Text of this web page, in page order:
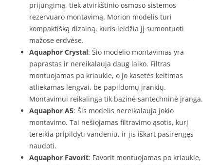
prijungimą, tiek atvirkštinio osmoso sistemos
rezervuaro montavimą. Morion modelis turi
kompaktišką dizainą, kuris leidžia jį sumontuoti
mažose erdvėse.
Aquaphor Crystal: Šio modelio montavimas yra
paprastas ir nereikalauja daug laiko. Filtras
montuojamas po kriaukle, o jo kasetės keitimas
atliekamas lengvai, be papildomų įrankių.
Montavimui reikalinga tik bazinė santechninė įranga.
Aquaphor A5: Šis modelis nereikalauja jokio
montavimo. Tai nešiojamas filtravimo ąsotis, kurį
tereikia pripildyti vandeniu, ir jis iškart pasirengęs
naudoti.
Aquaphor Favorit: Favorit montuojamas po kriaukle,